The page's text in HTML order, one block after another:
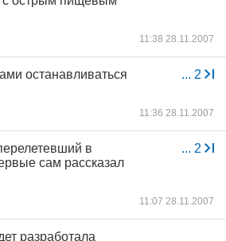
11:38 28.11.2007
... 2
останавливаться
11:36 28.11.2007
... 2
в
сам рассказал
11:07 28.11.2007
разработала